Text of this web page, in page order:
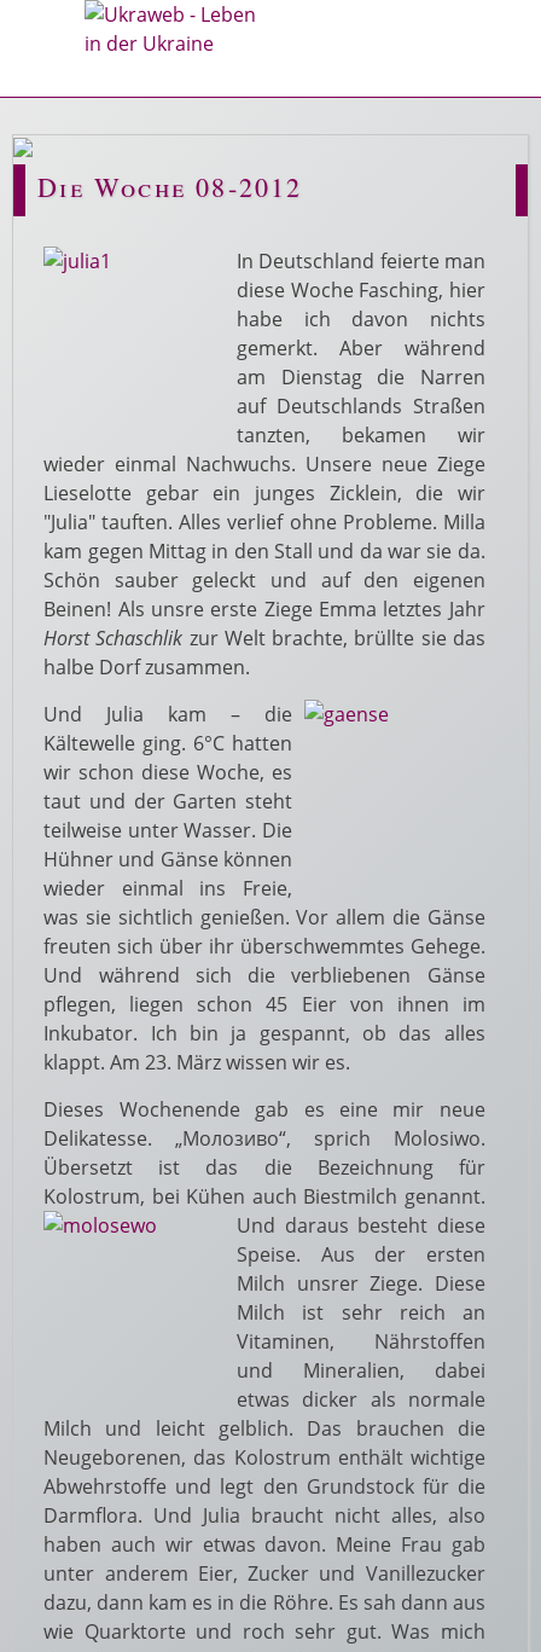
Die Woche 08-2012
In Deutschland feierte man
diese Woche Fasching, hier
habe ich davon nichts
gemerkt. Aber während
am Dienstag die Narren
auf Deutschlands Straßen
tanzten, bekamen wir
wieder einmal Nachwuchs. Unsere neue Ziege
Lieselotte gebar ein junges Zicklein, die wir
"Julia" tauften. Alles verlief ohne Probleme. Milla
kam gegen Mittag in den Stall und da war sie da.
Schön sauber geleckt und auf den eigenen
Beinen! Als unsre erste Ziege Emma letztes Jahr
Horst Schaschlik zur Welt brachte, brüllte sie das
halbe Dorf zusammen.
Und Julia kam – die
Kältewelle ging. 6°C hatten
wir schon diese Woche, es
taut und der Garten steht
teilweise unter Wasser. Die
Hühner und Gänse können
wieder einmal ins Freie,
was sie sichtlich genießen. Vor allem die Gänse
freuten sich über ihr überschwemmtes Gehege.
Und während sich die verbliebenen Gänse
pflegen, liegen schon 45 Eier von ihnen im
Inkubator. Ich bin ja gespannt, ob das alles
klappt. Am 23. März wissen wir es.
Dieses Wochenende gab es eine mir neue
Delikatesse. „Молозиво“, sprich Molosiwo.
Übersetzt ist das die Bezeichnung für
Kolostrum, bei Kühen auch Biestmilch genannt.
Und daraus besteht diese
Speise. Aus der ersten
Milch unsrer Ziege. Diese
Milch ist sehr reich an
Vitaminen, Nährstoffen
und Mineralien, dabei
etwas dicker als normale
Milch und leicht gelblich. Das brauchen die
Neugeborenen, das Kolostrum enthält wichtige
Abwehrstoffe und legt den Grundstock für die
Darmflora. Und Julia braucht nicht alles, also
haben auch wir etwas davon. Meine Frau gab
unter anderem Eier, Zucker und Vanillezucker
dazu, dann kam es in die Röhre. Es sah dann aus
wie Quarktorte und roch sehr gut. Was mich